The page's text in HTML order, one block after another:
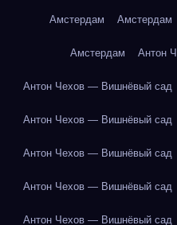
Амстердам Амстердам
Амстердам Антон
Антон Чехов — Вишнёвый сад
Антон Чехов — Вишнёвый сад
Антон Чехов — Вишнёвый сад
Антон Чехов — Вишнёвый сад
Антон Чехов — Вишнёвый сад